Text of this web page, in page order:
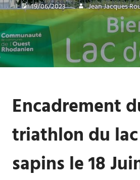
19/06/2023 Jean Jacques
Encadrement
triathlon du
sapins le 18